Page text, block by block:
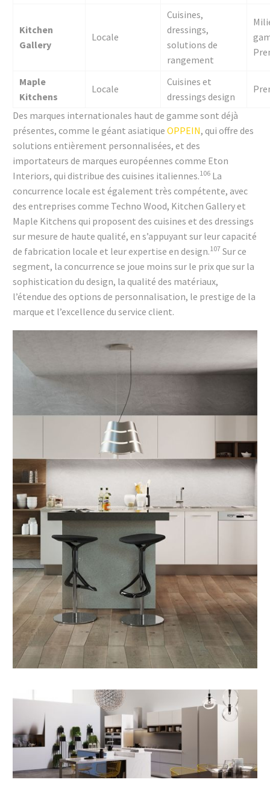
Kitchen
Gallery
Locale
Cuisines,
dressings,
solutions de
rangement
Maple
Kitchens
Locale
Cuisines et
dressings design
Des marques internationales haut de gamme sont déjà
présentes, comme le géant asiatique OPPEIN, qui offre des
solutions entièrement personnalisées, et des
importateurs de marques européennes comme Eton
Interiors, qui distribue des cuisines italiennes.106 La
concurrence locale est également très compétente, avec
des entreprises comme Techno Wood, Kitchen Gallery et
Maple Kitchens qui proposent des cuisines et des dressings
sur mesure de haute qualité, en s’appuyant sur leur capacité
de fabrication locale et leur expertise en design.107 Sur ce
segment, la concurrence se joue moins sur le prix que sur la
sophistication du design, la qualité des matériaux,
l’étendue des options de personnalisation, le prestige de la
marque et l’excellence du service client.